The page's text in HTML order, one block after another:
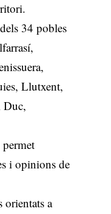
34 pobles
Llutxent,
Duc,
i opinions de
orientats a